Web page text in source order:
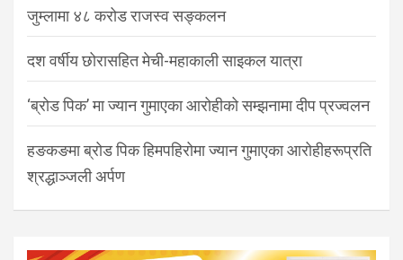
जुम्लामा ४८ करोड राजस्व सङ्कलन
दश वर्षीय छोरासहित मेची-महाकाली साइकल यात्रा
‘ब्रोड पिक’ मा ज्यान गुमाएका आरोहीको सम्झनामा दीप प्रज्वलन
हङकङमा ब्रोड पिक हिमपहिरोमा ज्यान गुमाएका आरोहीहरूप्रति
श्रद्धाञ्जली अर्पण